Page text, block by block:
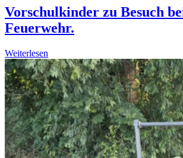
Vorschulkinder zu Besuch
Feuerwehr.
Weiterlesen